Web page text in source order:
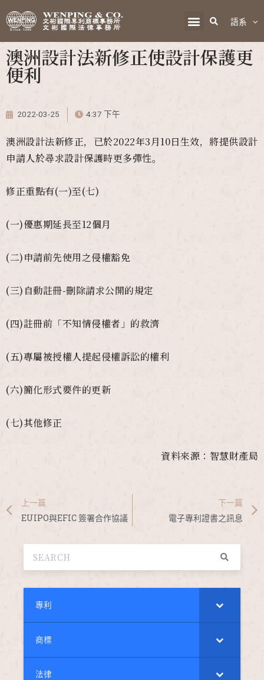
語系
專利
商標
法律
澳洲設計法新修正使設計保護更
便利
2022-03-25 4:37 下午
澳洲設計法新修正，已於2022年3月10日生效，將提供設計
申請人於尋求設計保護時更多彈性。
修正重點有(一)至(七)
(一)優惠期延長至12個月
(二)申請前先使用之侵權豁免
(三)自動註冊-刪除請求公開的規定
(四)註冊前「不知情侵權者」的救濟
(五)專屬被授權人提起侵權訴訟的權利
(六)簡化形式要件的更新
(七)其他修正
資料來源：智慧財產局
上一篇
EUIPO與EFIC 簽署合作協議
下一篇
電子專利證書之訊息